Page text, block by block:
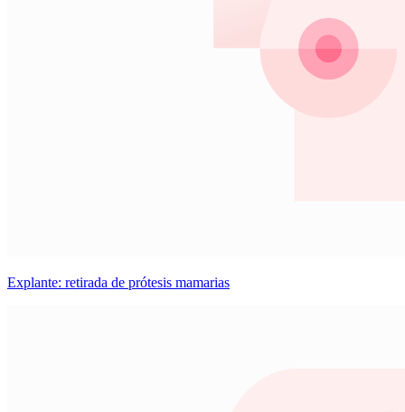
Explante: retirada de prótesis mamarias